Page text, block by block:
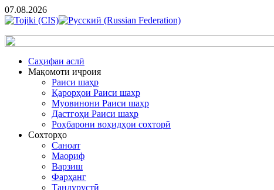
07.08.2026
Cаҳифаи аслӣ
Мақомоти иҷроия
Раиси шаҳр
Қарорҳои Раиси шаҳр
Муовинони Раиси шаҳр
Дастгоҳи Раиси шаҳр
Роҳбарони воҳидҳои сохторӣ
Сохторҳо
Саноат
Маориф
Варзиш
Фарҳанг
Тандурустӣ